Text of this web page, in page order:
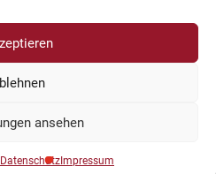
ansehen
Datenschutz Impressum